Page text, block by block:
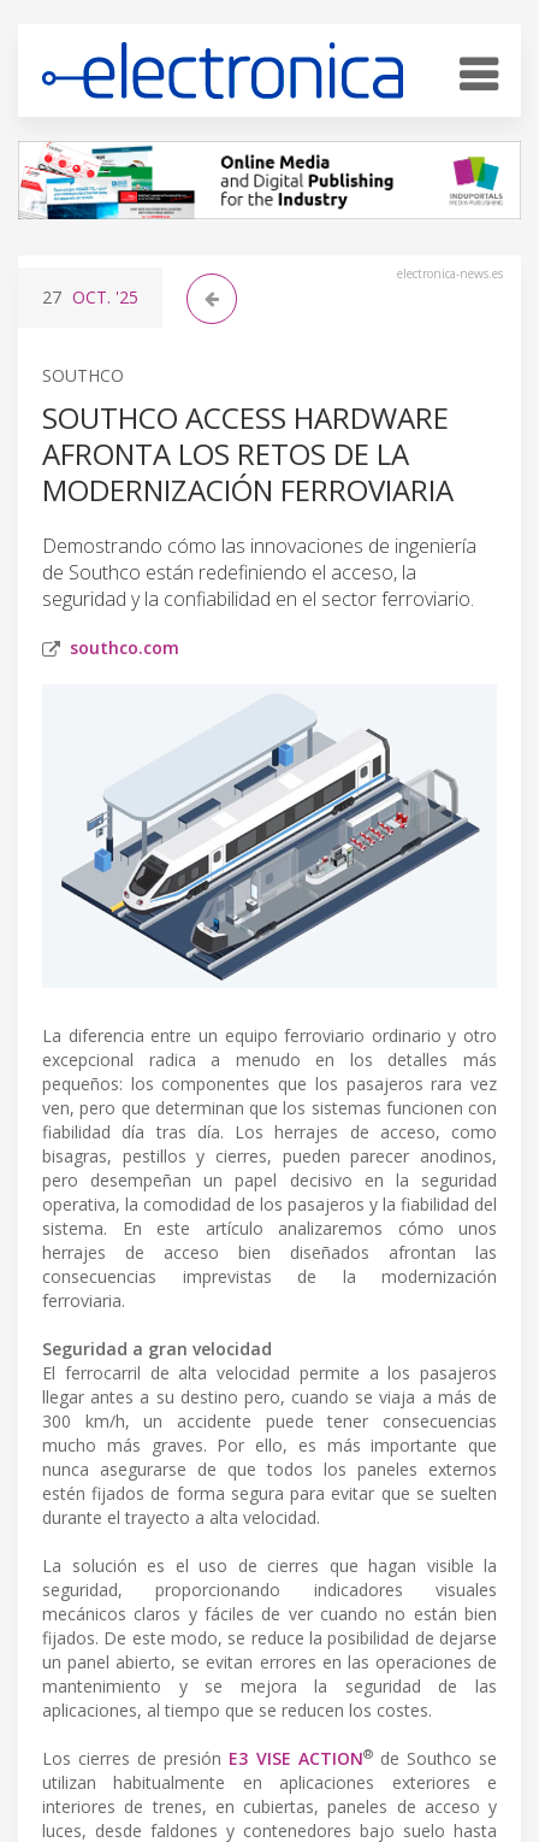
electronica-news.es
27 OCT. '25
SOUTHCO
SOUTHCO ACCESS HARDWARE
AFRONTA LOS RETOS DE LA
MODERNIZACIÓN FERROVIARIA
Demostrando cómo las innovaciones de ingeniería
de Southco están redefiniendo el acceso, la
seguridad y la confiabilidad en el sector ferroviario.
southco.com
La diferencia entre un equipo ferroviario ordinario y otro
excepcional radica a menudo en los detalles más
pequeños: los componentes que los pasajeros rara vez
ven, pero que determinan que los sistemas funcionen con
fiabilidad día tras día. Los herrajes de acceso, como
bisagras, pestillos y cierres, pueden parecer anodinos,
pero desempeñan un papel decisivo en la seguridad
operativa, la comodidad de los pasajeros y la fiabilidad del
sistema. En este artículo analizaremos cómo unos
herrajes de acceso bien diseñados afrontan las
consecuencias imprevistas de la modernización
ferroviaria.
Seguridad a gran velocidad
El ferrocarril de alta velocidad permite a los pasajeros
llegar antes a su destino pero, cuando se viaja a más de
300 km/h, un accidente puede tener consecuencias
mucho más graves. Por ello, es más importante que
nunca asegurarse de que todos los paneles externos
estén fijados de forma segura para evitar que se suelten
durante el trayecto a alta velocidad.
La solución es el uso de cierres que hagan visible la
seguridad, proporcionando indicadores visuales
mecánicos claros y fáciles de ver cuando no están bien
fijados. De este modo, se reduce la posibilidad de dejarse
un panel abierto, se evitan errores en las operaciones de
mantenimiento y se mejora la seguridad de las
aplicaciones, al tiempo que se reducen los costes.
Los cierres de presión E3 VISE ACTION®de Southco se
utilizan habitualmente en aplicaciones exteriores e
interiores de trenes, en cubiertas, paneles de acceso y
luces, desde faldones y contenedores bajo suelo hasta